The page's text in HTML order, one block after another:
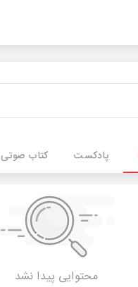
پادکست کتاب صوتی
محتوایی پیدا نشد